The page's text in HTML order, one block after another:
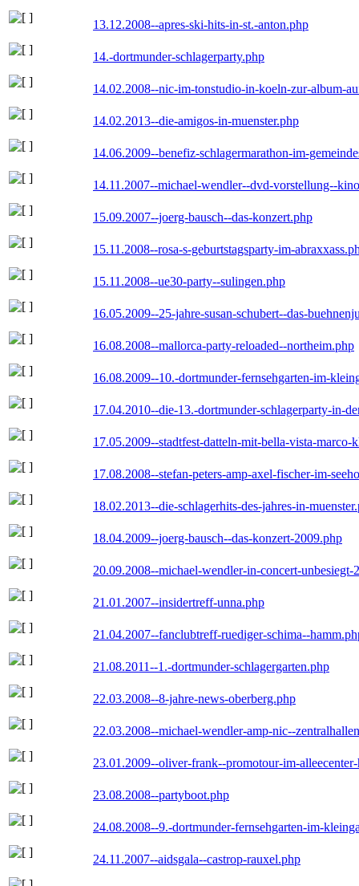
13.12.2008--apres-ski-hits-in-st.-anton.php
14.-dortmunder-schlagerparty.php
14.02.2008--nic-im-tonstudio-in-koeln-zur-album-
14.02.2013--die-amigos-in-muenster.php
14.06.2009--benefiz-schlagermarathon-im-
14.11.2007--michael-wendler--dvd-vorstellung--
15.09.2007--joerg-bausch--das-konzert.php
15.11.2008--rosa-s-geburtstagsparty-im-
15.11.2008--ue30-party--sulingen.php
16.05.2009--25-jahre-susan-schubert--das-
16.08.2008--mallorca-party-reloaded--northeim.php
16.08.2009--10.-dortmunder-fernsehgarten-im-
17.04.2010--die-13.-dortmunder-schlagerparty-in-
17.05.2009--stadtfest-datteln-mit-bella-vista-marco-
17.08.2008--stefan-peters-amp-axel-fischer-im-
18.02.2013--die-schlagerhits-des-jahres-in-
18.04.2009--joerg-bausch--das-konzert-2009.php
20.09.2008--michael-wendler-in-concert-unbesiegt-
21.01.2007--insidertreff-unna.php
21.04.2007--fanclubtreff-ruediger-schima--
21.08.2011--1.-dortmunder-schlagergarten.php
22.03.2008--8-jahre-news-oberberg.php
22.03.2008--michael-wendler-amp-nic--
23.01.2009--oliver-frank--promotour-im-
23.08.2008--partyboot.php
24.08.2008--9.-dortmunder-fernsehgarten-im-
24.11.2007--aidsgala--castrop-rauxel.php